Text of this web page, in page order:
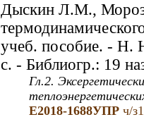
Дыскин Л.М.,
учеб. пособие. - Н.
с. - Библиогр.: 19
Гл.2.
Е2018-1688УПР ч/